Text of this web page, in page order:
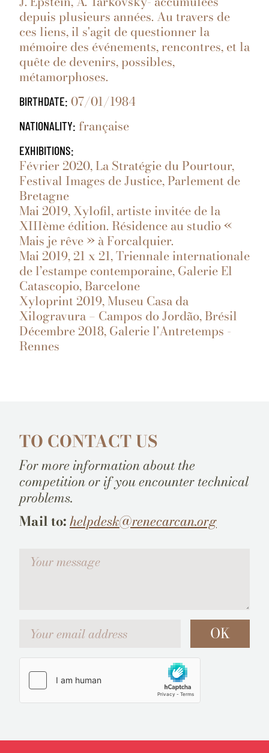
depuis plusieurs années. Au travers de
ces liens, il s'agit de questionner la
mémoire des événements, rencontres, et la
quête de devenirs, possibles,
métamorphoses.
BIRTHDATE: 07/01/1984
NATIONALITY: française
EXHIBITIONS:
Février 2020, La Stratégie du Pourtour,
Festival Images de Justice, Parlement de
Bretagne
Mai 2019, Xylofil, artiste invitée de la
XIIIème édition. Résidence au studio «
Mais je rêve » à Forcalquier.
Mai 2019, 21 x 21, Triennale internationale
de l’estampe contemporaine, Galerie El
Catascopio, Barcelone
Xyloprint 2019, Museu Casa da
Xilogravura – Campos do Jordão, Brésil
Décembre 2018, Galerie l'Antretemps -
Rennes
TO CONTACT US
For more information about the
competition or if you encounter technical
problems.
Mail to:helpdesk@renecarcan.org
Votre message
OK